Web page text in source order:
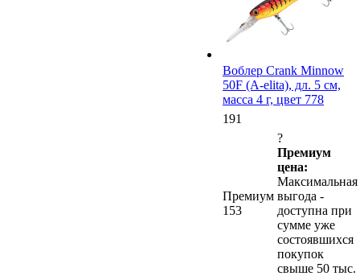
Воблер Crank Minnow
50F (A-elita), дл. 5 см,
масса 4 г, цвет 778
191
Премиум
153
?
Премиум
цена:
Максимальная
выгода -
доступна при
сумме уже
состоявшихся
покупок
свыше 50 тыс.